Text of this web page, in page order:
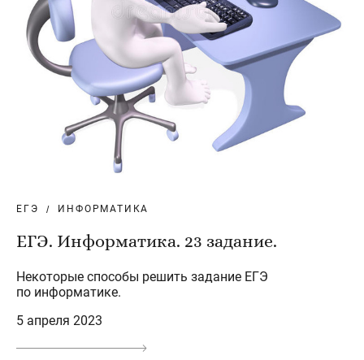
ЕГЭ ИНФОРМАТИКА
ЕГЭ. Информатика. 23 задание.
Некоторые способы решить задание ЕГЭ
по информатике.
5 апреля 2023